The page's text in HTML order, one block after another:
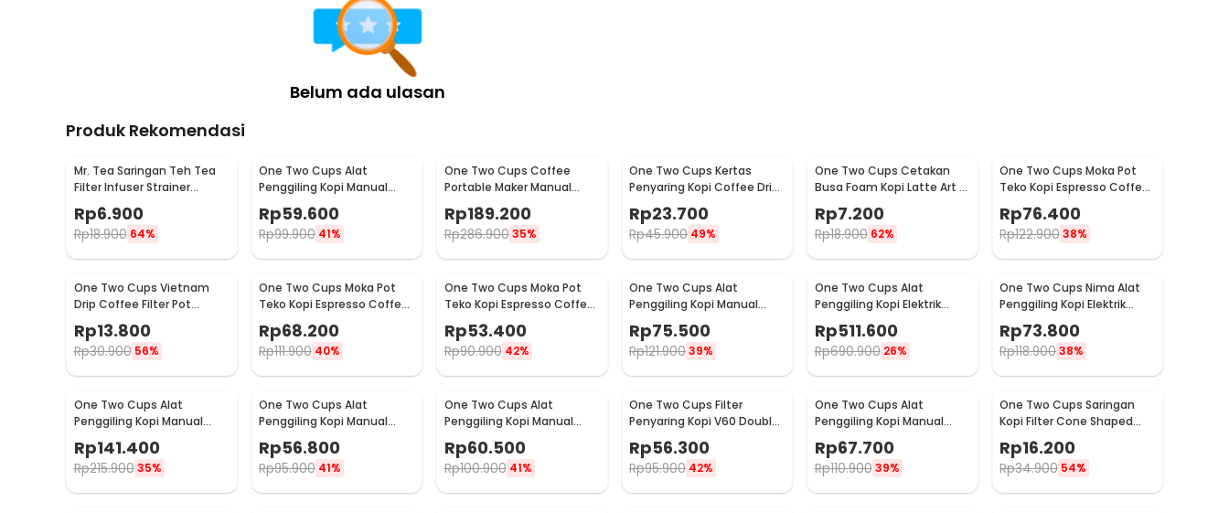
Belum ada ulasan
Produk Rekomendasi
Mr. Tea Saringan Teh Tea
Filter Infuser Strainer
Chilling Man Silicon - MR03
Rp6.900
Rp18.900 64%
One Two Cups Alat
Penggiling Kopi Manual
Coffee Grinder Portable -
WFCG9800
Rp59.600
Rp99.900 41%
One Two Cups Coffee
Portable Maker Manual
Hand Press Espresso 300ml
- T35066
Rp189.200
Rp286.900 35%
One Two Cups Kertas
Penyaring Kopi Coffee Drip
Bag Paper Filter 50PCS -
T111
Rp23.700
Rp45.900 49%
One Two Cups Cetakan
Busa Foam Kopi Latte Art 16
Rp7.200
Rp18.900 62%
One Two Cups Moka Pot
Teko Kopi Espresso Coffee
Stovetop 6 Cup 300ml -
Z20
Rp76.400
Rp122.90038%
One Two Cups Vietnam
Drip Coffee Filter Pot
Saringan Kopi 180ml 8Q -
LC1
Rp13.800
Rp30.900 56%
One Two Cups Moka Pot
Teko Kopi Espresso Coffee
Stovetop 4 Cup 200ml -
Z20
Rp68.200
Rp111.900 40%
One Two Cups Moka Pot
Teko Kopi Espresso Coffee
Stovetop 2 Cup 100ml -
Z20
Rp53.400
Rp90.900 42%
One Two Cups Alat
Penggiling Kopi Manual
16290
Rp75.500
Rp121.90039%
One Two Cups Alat
Penggiling Kopi Elektrik
Coffee Grinder Adjustable
- 600N
Rp511.600
Rp690.900 26%
One Two Cups Nima Alat
Penggiling Kopi Elektrik
Bumbu Coffee Grinder -
NM-8300
Rp73.800
Rp118.90038%
One Two Cups Alat
Penggiling Kopi Manual
CW85532
Rp141.400
Rp215.900 35%
One Two Cups Alat
Penggiling Kopi Manual
Coffee Grinder 160ml -
CF012
Rp56.800
Rp95.900 41%
One Two Cups Alat
Penggiling Kopi Manual
Coffee Grinder Adjustable
- RHNHA0176
Rp60.500
Rp100.900 41%
One Two Cups Filter
Penyaring Kopi V60 Double
Layer Coffee Filter - FS-40S
Rp56.300
Rp95.900 42%
One Two Cups Alat
Penggiling Kopi Manual
Coffee Grinder Adjustable
- CF4146
Rp67.700
Rp110.900 39%
One Two Cups Saringan
Kopi Filter Cone Shaped
Coffee Dripper 1 PCS - K741
Rp16.200
Rp34.900 54%